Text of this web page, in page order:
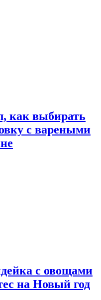
как выбирать
с вареными
с овощами
на Новый год